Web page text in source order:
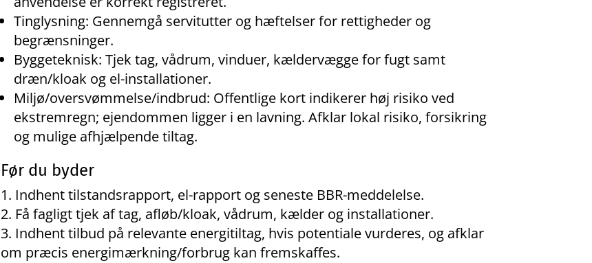
Tinglysning: Gennemgå servitutter og hæftelser for rettigheder og
begrænsninger.
Byggeteknisk: Tjek tag, vådrum, vinduer, kældervægge for fugt samt
dræn/kloak og el-installationer.
Miljø/oversvømmelse/indbrud: Offentlige kort indikerer høj risiko ved
ekstremregn; ejendommen ligger i en lavning. Afklar lokal risiko, forsikring
og mulige afhjælpende tiltag.
Før du byder
Indhent tilstandsrapport, el-rapport og seneste BBR-meddelelse.
Få fagligt tjek af tag, afløb/kloak, vådrum, kælder og installationer.
Indhent tilbud på relevante energitiltag, hvis potentiale vurderes, og afklar
om præcis energimærkning/forbrug kan fremskaffes.